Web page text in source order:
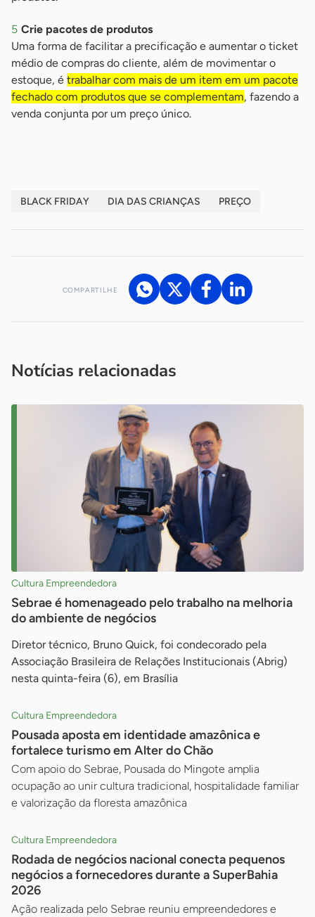
Crie pacotes de produtos
Uma forma de facilitar a precificação e aumentar o ticket
médio de compras do cliente, além de movimentar o
estoque, é trabalhar com mais de um item em um pacote
fechado com produtos que se complementam, fazendo a
venda conjunta por um preço único.
BLACK FRIDAY DIA DAS CRIANÇAS PREÇO
COMPARTILHE
Notícias relacionadas
Cultura Empreendedora
Sebrae é homenageado pelo trabalho na melhoria
do ambiente de negócios
Diretor técnico, Bruno Quick, foi condecorado pela
Associação Brasileira de Relações Institucionais (Abrig)
nesta quinta-feira (6), em Brasília
Cultura Empreendedora
Pousada aposta em identidade amazônica e
fortalece turismo em Alter do Chão
Com apoio do Sebrae, Pousada do Mingote amplia
ocupação ao unir cultura tradicional, hospitalidade familiar
e valorização da floresta amazônica
Cultura Empreendedora
Rodada de negócios nacional conecta pequenos
negócios a fornecedores durante a SuperBahia
2026
Ação realizada pelo Sebrae reuniu empreendedores e